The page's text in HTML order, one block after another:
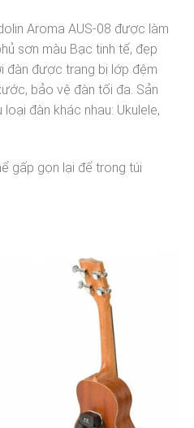
Aroma AUS-08 được làm
sơn màu Bạc tinh tế, đẹp
đàn được trang bị lớp đệm
bảo vệ đàn tối đa. Sản
đàn khác nhau: Ukulele,
gấp gọn lại để trong túi